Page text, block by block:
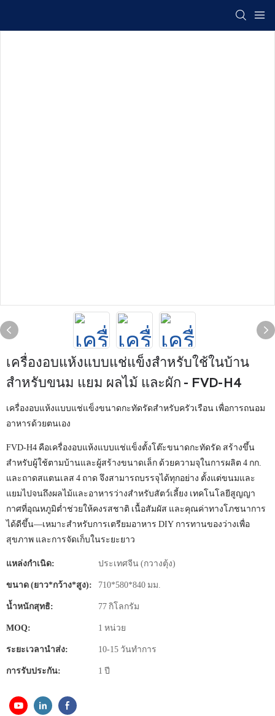
เครื่องอบแห้งแบบแช่แข็งสำหรับใช้ในบ้าน
สำหรับขนม แยม ผลไม้ และผัก - FVD-H4
เครื่องอบแห้งแบบแช่แข็งขนาดกะทัดรัดสำหรับครัวเรือน เพื่อการถนอม
อาหารด้วยตนเอง
FVD-H4 คือเครื่องอบแห้งแบบแช่แข็งตั้งโต๊ะขนาดกะทัดรัด สร้างขึ้น
สำหรับผู้ใช้ตามบ้านและผู้สร้างขนาดเล็ก ด้วยความจุในการผลิต 4 กก.
และถาดสแตนเลส 4 ถาด จึงสามารถบรรจุได้ทุกอย่าง ตั้งแต่ขนมและ
แยมไปจนถึงผลไม้และอาหารว่างสำหรับสัตว์เลี้ยง เทคโนโลยีสูญญา
กาศที่อุณหภูมิต่ำช่วยให้คงรสชาติ เนื้อสัมผัส และคุณค่าทางโภชนาการ
ได้ดีขึ้น—เหมาะสำหรับการเตรียมอาหาร DIY การทานของว่างเพื่อ
สุขภาพ และการจัดเก็บในระยะยาว
แหล่งกำเนิด: ประเทศจีน (กวางตุ้ง)
ขนาด (ยาว*กว้าง*สูง): 710*580*840 มม.
น้ำหนักสุทธิ: 77 กิโลกรัม
MOQ: 1 หน่วย
ระยะเวลานำส่ง: 10-15 วันทำการ
การรับประกัน: 1 ปี